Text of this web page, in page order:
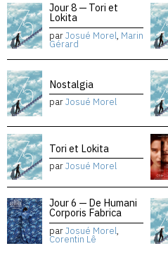
Jour 8 — Tori et
Lokita
parJosué Morel, Marin
Gérard
Nostalgia
parJosué Morel
Tori et Lokita
parJosué Morel
Jour 6 — De Humani
Corporis Fabrica
parJosué Morel,
Corentin Lê